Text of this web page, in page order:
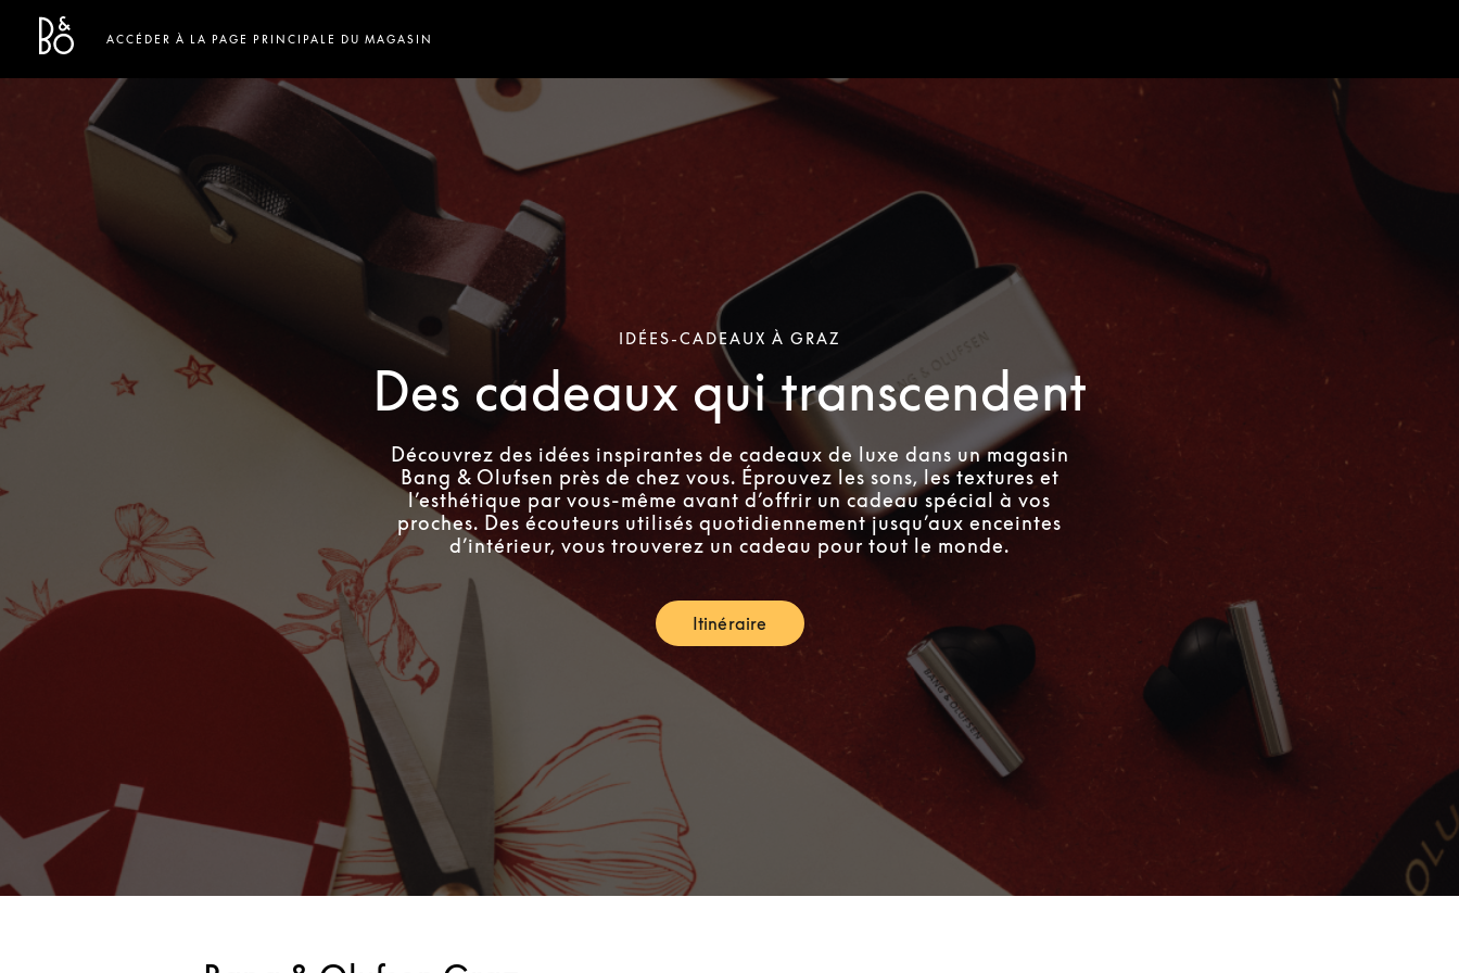
Bang & Olufsen - Exist to Create
Link Opens in New Tab
ACCÉDER À LA PAGE PRINCIPALE DU MAGASIN
IDÉES-CADEAUX À GRAZ
Des cadeaux qui transcendent
Découvrez des idées inspirantes de cadeaux de luxe dans un magasin
Bang & Olufsen près de chez vous. Éprouvez les sons, les textures et
l’esthétique par vous-même avant d’offrir un cadeau spécial à vos
proches. Des écouteurs utilisés quotidiennement jusqu’aux enceintes
d’intérieur, vous trouverez un cadeau pour tout le monde.
ItinéraireLink Opens in New Tab